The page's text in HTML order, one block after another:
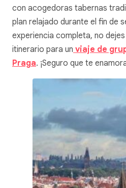
con acogedoras tabernas
plan relajado durante el fin de
experiencia completa, no
itinerario para un viaje de
Praga. ¡Seguro que te